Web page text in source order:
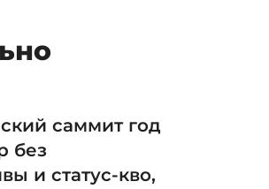
саммит год
без
и статус-кво,